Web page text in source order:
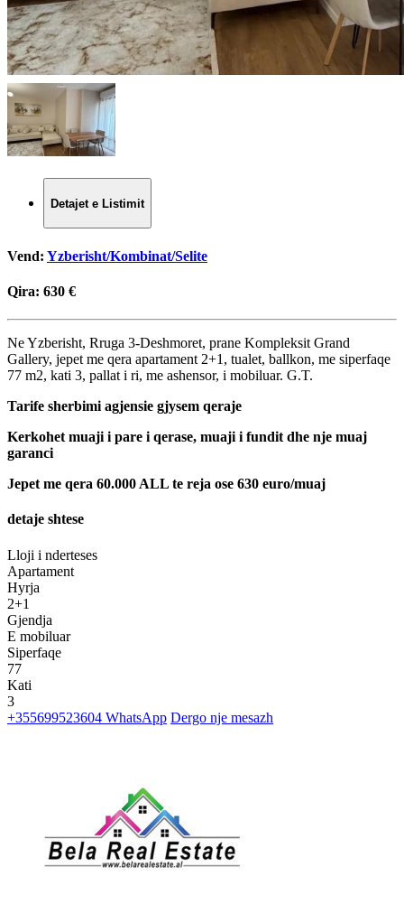
Detajet e Listimit
Vend: Yzberisht/Kombinat/Selite
Qira: 630 €
Ne Yzberisht, Rruga 3-Deshmoret, prane Kompleksit Grand
Gallery, jepet me qera apartament 2+1, tualet, ballkon, me siperfaqe
77 m2, kati 3, pallat i ri, me ashensor, i mobiluar. G.T.
Tarife sherbimi agjensie gjysem qeraje
Kerkohet muaji i pare i qerase, muaji i fundit dhe nje muaj
garanci
Jepet me qera 60.000 ALL te reja ose 630 euro/muaj
detaje shtese
Lloji i nderteses
Apartament
Hyrja
2+1
Gjendja
E mobiluar
Siperfaqe
77
Kati
3
+355699523604 WhatsApp Dergo nje mesazh